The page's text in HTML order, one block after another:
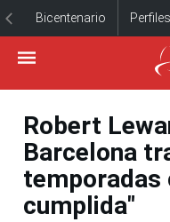
Bicentenario Perfiles
Robert
Barcelona
temporadas
cumplida"